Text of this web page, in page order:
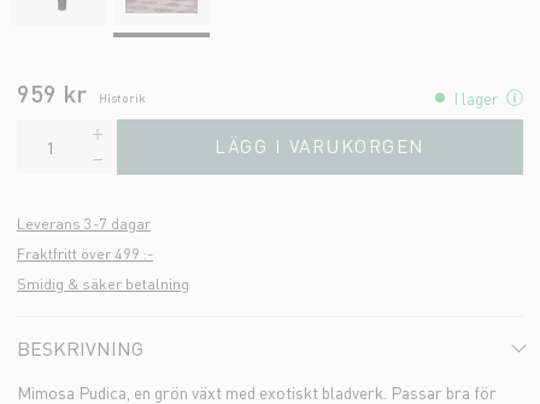
959 kr Historik I lager
LÄGG I VARUKORGEN
Leverans 3-7 dagar
Fraktfritt över 499 :-
Smidig & säker betalning
BESKRIVNING
Mimosa Pudica, en grön växt med exotiskt bladverk. Passar bra för